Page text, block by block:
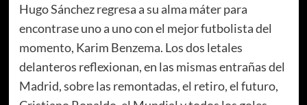
Hugo Sánchez regresa a su alma máter para
encontrase uno a uno con el mejor futbolista del
momento, Karim Benzema. Los dos letales
delanteros reflexionan, en las mismas entrañas del
Madrid, sobre las remontadas, el retiro, el futuro,